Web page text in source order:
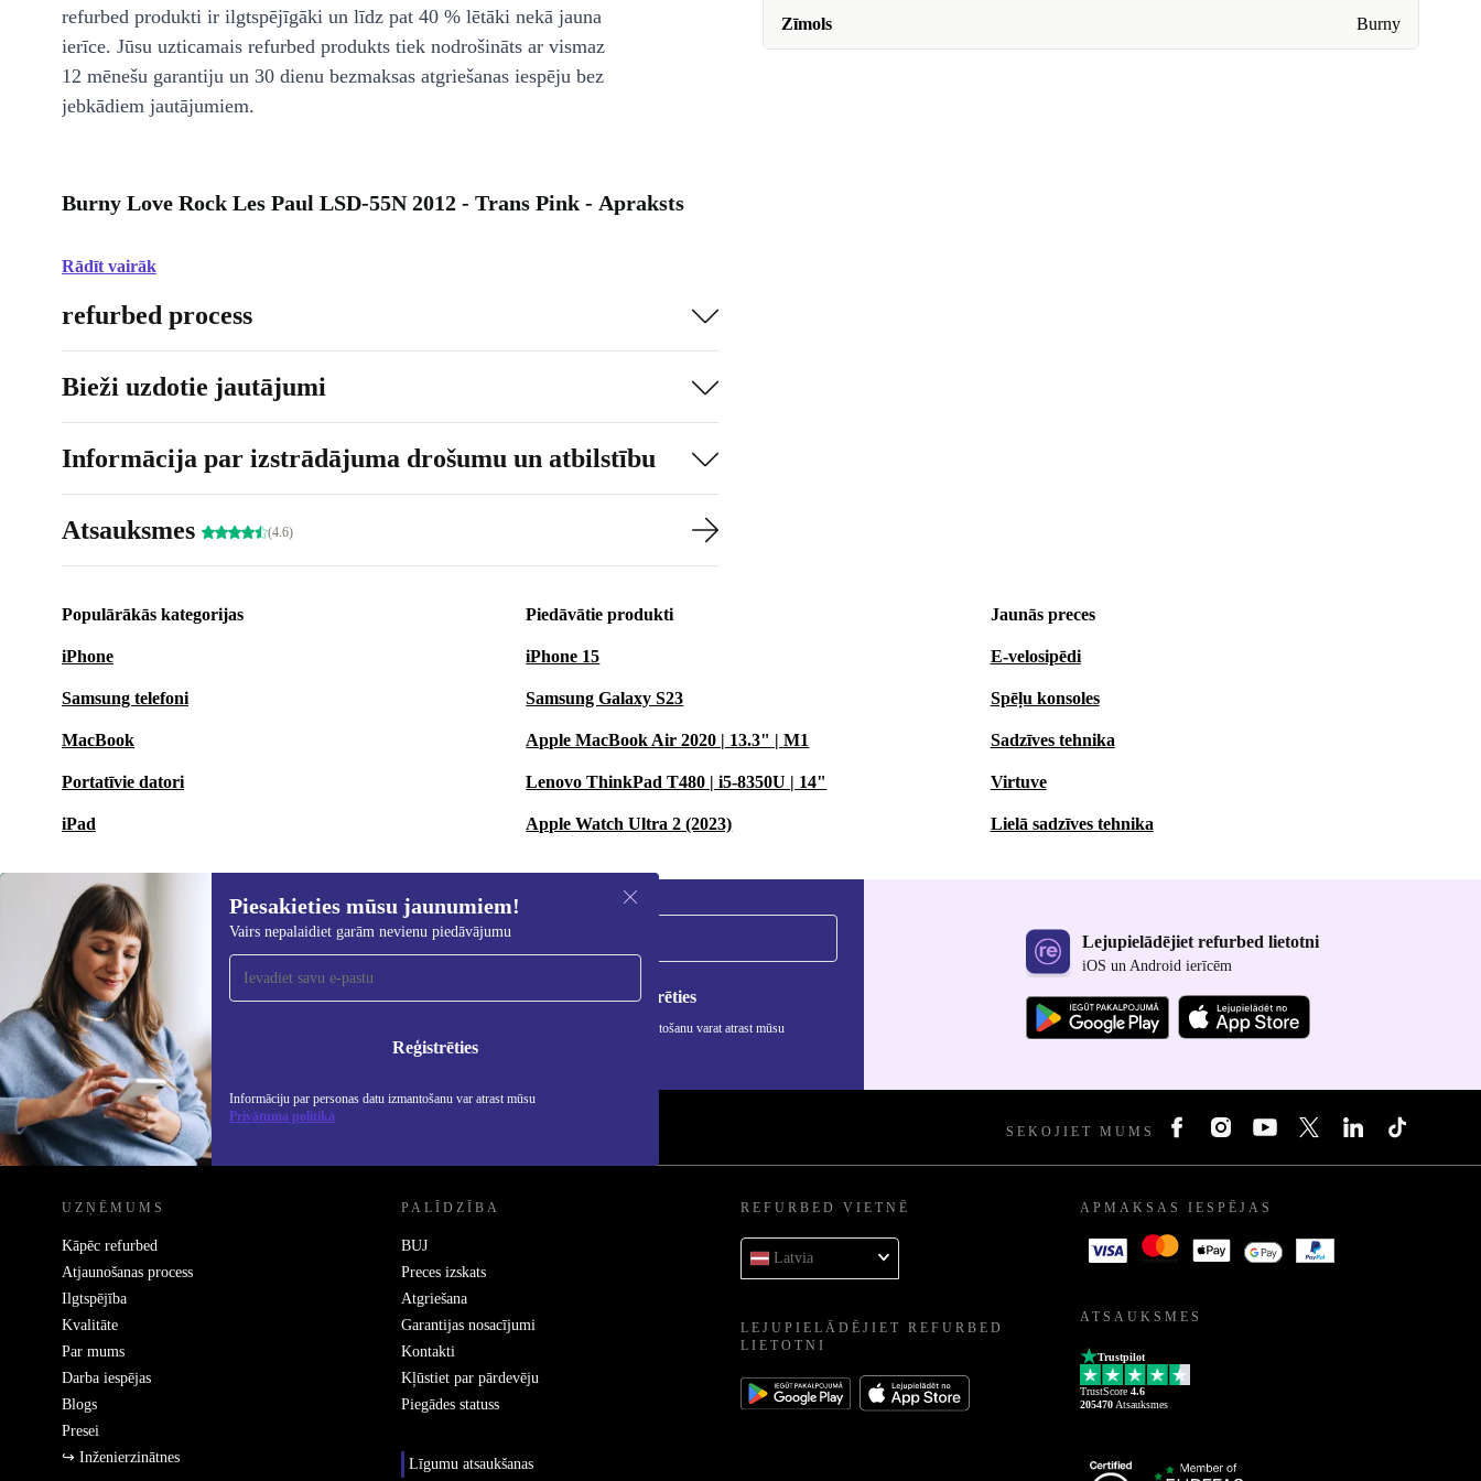
Zīmols Burny
refurbed produkti ir ilgtspējīgāki un līdz pat 40 % lētāki nekā jauna
ierīce. Jūsu uzticamais refurbed produkts tiek nodrošināts ar vismaz
12 mēnešu garantiju un 30 dienu bezmaksas atgriešanas iespēju bez
jebkādiem jautājumiem.
Burny Love Rock Les Paul LSD-55N 2012 - Trans Pink - Apraksts
Rādīt vairāk
refurbed process
Bieži uzdotie jautājumi
Informācija par izstrādājuma drošumu un atbilstību
Atsauksmes (4.6)
Populārākās kategorijas
iPhone
Samsung telefoni
MacBook
Portatīvie datori
iPad
Piedāvātie produkti
iPhone 15
Samsung Galaxy S23
Apple MacBook Air 2020 | 13.3" | M1
Lenovo ThinkPad T480 | i5-8350U | 14"
Apple Watch Ultra 2 (2023)
Jaunās preces
E-velosipēdi
Spēļu konsoles
Sadzīves tehnika
Virtuve
Lielā sadzīves tehnika
Piesakieties mūsu jaunumiem!
Vairs nepalaidiet garām nevienu piedāvājumu
Reģistrēties
Informāciju par personas datu izmantošanu var atrast mūsu
Privātuma politikā
Piesakieties mūsu jaunumu
saņemšanai!
Nekad vairs nepalaidiet garām nevienu
piedāvājumu.
Reģistrēties
Informāciju par personas datu izmantošanu varat atrast mūsu
Privātuma politikā
Lejupielādējiet refurbed lietotni
iOS un Android ierīcēm
REFURBED - RETHINK NEW. SEKOJIET MUMS
UZŅĒMUMS
Kāpēc refurbed
Atjaunošanas process
Ilgtspējība
Kvalitāte
Par mums
Darba iespējas
Blogs
Presei
↪ Inženierzinātnes
PALĪDZĪBA
BUJ
Preces izskats
Atgriešana
Garantijas nosacījumi
Kontakti
Kļūstiet par pārdevēju
Piegādes statuss
Līgumu atsaukšanas
REFURBED VIETNĒ
Latvia
LEJUPIELĀDĒJIET REFURBED
LIETOTNI
APMAKSAS IESPĒJAS
ATSAUKSMES
Trustpilot
TrustScore 4.6
205470 Atsauksmes